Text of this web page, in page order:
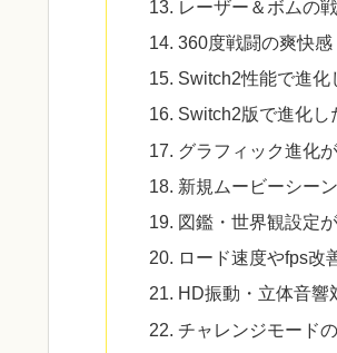
レーザー＆ボムの
360度戦闘の爽快感
Switch2性能で進化
Switch2版で進化し
グラフィック進化
新規ムービーシー
図鑑・世界観設定
ロード速度やfps改
HD振動・立体音響
チャレンジモード